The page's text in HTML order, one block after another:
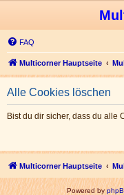
FAQ
Multicorner Hauptseite
Alle Cookies löschen
Bist du dir sicher, dass du alle
Multicorner Hauptseite
Powered by